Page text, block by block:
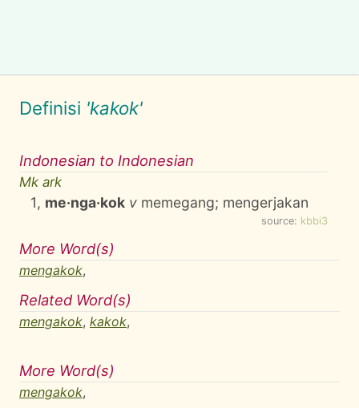
Definisi 'kakok'
Indonesian to Indonesian
Mk ark
1, me·nga·kok v memegang; mengerjakan
source: kbbi3
More Word(s)
mengakok,
Related Word(s)
mengakok, kakok,
More Word(s)
mengakok,